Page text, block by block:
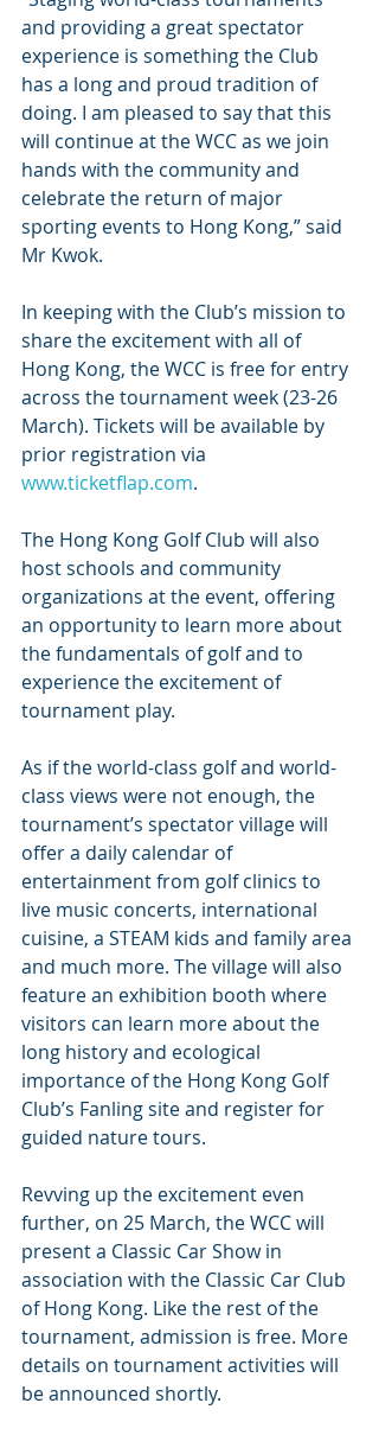
and providing a great spectator
experience is something the Club
has a long and proud tradition of
doing. I am pleased to say that this
will continue at the WCC as we join
hands with the community and
celebrate the return of major
sporting events to Hong Kong,” said
Mr Kwok.
In keeping with the Club’s mission to
share the excitement with all of
Hong Kong, the WCC is free for entry
across the tournament week (23-26
March). Tickets will be available by
prior registration via
www.ticketflap.com.
The Hong Kong Golf Club will also
host schools and community
organizations at the event, offering
an opportunity to learn more about
the fundamentals of golf and to
experience the excitement of
tournament play.
As if the world-class golf and world-
class views were not enough, the
tournament’s spectator village will
offer a daily calendar of
entertainment from golf clinics to
live music concerts, international
cuisine, a STEAM kids and family area
and much more. The village will also
feature an exhibition booth where
visitors can learn more about the
long history and ecological
importance of the Hong Kong Golf
Club’s Fanling site and register for
guided nature tours.
Revving up the excitement even
further, on 25 March, the WCC will
present a Classic Car Show in
association with the Classic Car Club
of Hong Kong. Like the rest of the
tournament, admission is free. More
details on tournament activities will
be announced shortly.